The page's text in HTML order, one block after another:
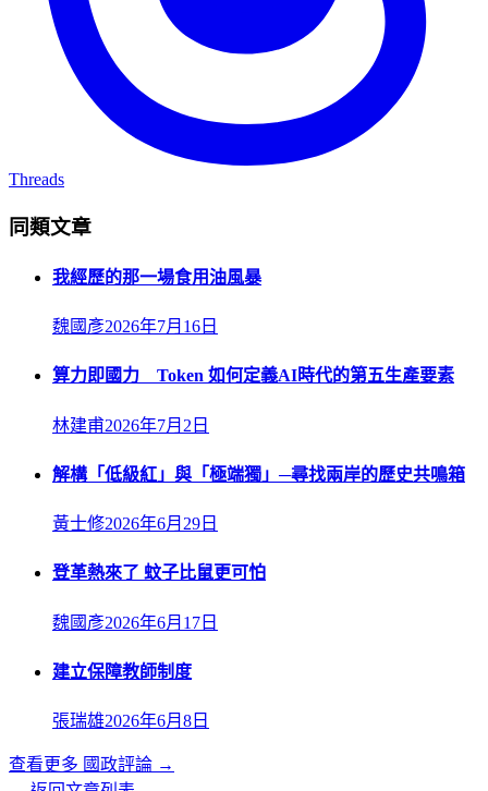
Threads
同類文章
我經歷的那一場食用油風暴
魏國彥2026年7月16日
算力即國力 Token 如何定義AI時代的第五生產要素
林建甫2026年7月2日
解構「低級紅」與「極端獨」─尋找兩岸的歷史共鳴箱
黃士修2026年6月29日
登革熱來了 蚊子比鼠更可怕
魏國彥2026年6月17日
建立保障教師制度
張瑞雄2026年6月8日
查看更多 國政評論 →